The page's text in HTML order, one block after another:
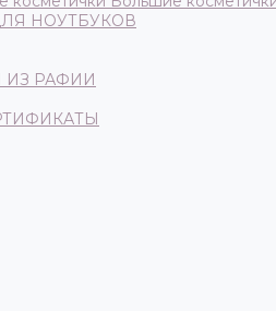
НОУТБУКОВ
РАФИИ